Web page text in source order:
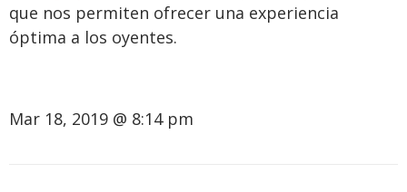
que nos permiten ofrecer una experiencia
óptima a los oyentes.
Mar 18, 2019 @ 8:14 pm